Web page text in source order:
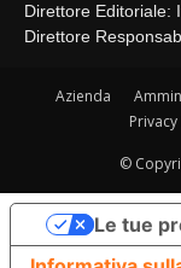
Direttore Editoriale:
Direttore
Azienda
©
Le tue